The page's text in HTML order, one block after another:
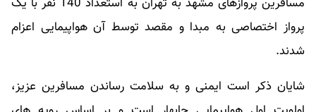
پرواز اختصاصی به مبدا و مقصد توسط آن هواپیمایی اعزام
شدند.
شایان ذکر است ایمنی و به سلامت رساندن مسافرین عزیز،